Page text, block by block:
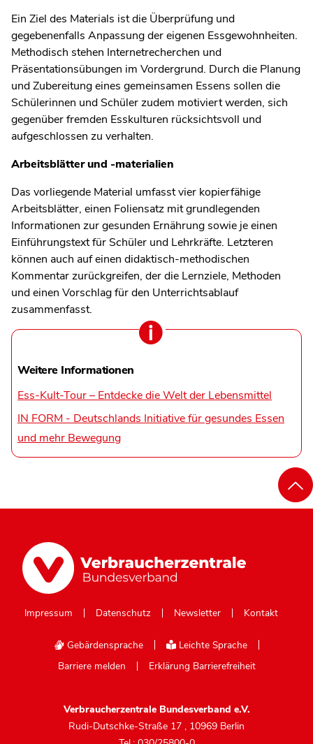
Ein Ziel des Materials ist die Überprüfung und
gegebenenfalls Anpassung der eigenen Essgewohnheiten.
Methodisch stehen Internetrecherchen und
Präsentationsübungen im Vordergrund. Durch die Planung
und Zubereitung eines gemeinsamen Essens sollen die
Schülerinnen und Schüler zudem motiviert werden, sich
gegenüber fremden Esskulturen rücksichtsvoll und
aufgeschlossen zu verhalten.
Arbeitsblätter und -materialien
Das vorliegende Material umfasst vier kopierfähige
Arbeitsblätter, einen Foliensatz mit grundlegenden
Informationen zur gesunden Ernährung sowie je einen
Einführungstext für Schüler und Lehrkräfte. Letzteren
können auch auf einen didaktisch-methodischen
Kommentar zurückgreifen, der die Lernziele, Methoden
und einen Vorschlag für den Unterrichtsablauf
zusammenfasst.
Weitere Informationen
Ess-Kult-Tour – Entdecke die Welt der Lebensmittel
IN FORM - Deutschlands Initiative für gesundes Essen
und mehr Bewegung
Impressum Datenschutz Newsletter Kontakt
Gebärdensprache
Leichte Sprache
Barriere melden
Erklärung Barrierefreiheit
Verbraucherzentrale Bundesverband e.V.
Rudi-Dutschke-Straße 17 , 10969 Berlin